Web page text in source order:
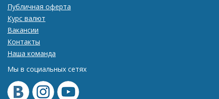
Публичная оферта
Курс валют
Вакансии
Контакты
Наша команда
Мы в социальных сетях